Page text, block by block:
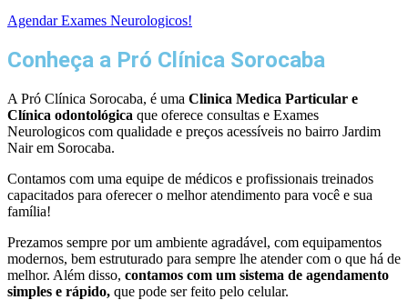
Agendar Exames Neurologicos!
Conheça a Pró Clínica Sorocaba
A Pró Clínica Sorocaba, é uma Clinica Medica Particular e
Clínica odontológica que oferece consultas e Exames
Neurologicos com qualidade e preços acessíveis no bairro Jardim
Nair em Sorocaba.
Contamos com uma equipe de médicos e profissionais treinados
capacitados para oferecer o melhor atendimento para você e sua
família!
Prezamos sempre por um ambiente agradável, com equipamentos
modernos, bem estruturado para sempre lhe atender com o que há de
melhor. Além disso, contamos com um sistema de agendamento
simples e rápido, que pode ser feito pelo celular.